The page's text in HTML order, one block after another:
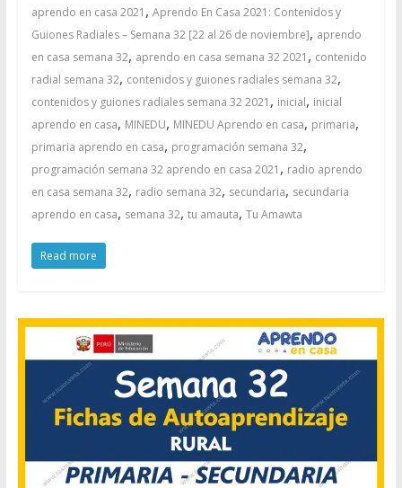
aprendo en casa 2021 , Aprendo En Casa 2021: Contenidos y
Guiones Radiales – Semana 32 [22 al 26 de noviembre], aprendo
en casa semana 32, aprendo en casa semana 32 2021 , contenido
radial semana 32, contenidos y guiones radiales semana 32,
contenidos y guiones radiales semana 32 2021 , inicial, inicial
aprendo en casa, MINEDU, MINEDU Aprendo en casa, primaria,
primaria aprendo en casa, programación semana 32,
programación semana 32 aprendo en casa 2021 , radio aprendo
en casa semana 32, radio semana 32, secundaria, secundaria
aprendo en casa, semana 32, tu amauta, Tu Amawta
Read more